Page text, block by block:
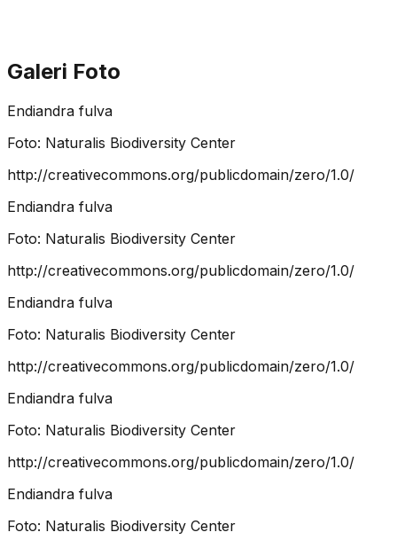
Galeri Foto
Endiandra fulva
Foto: Naturalis Biodiversity Center
http://creativecommons.org/publicdomain/zero/1.0/
Endiandra fulva
Foto: Naturalis Biodiversity Center
http://creativecommons.org/publicdomain/zero/1.0/
Endiandra fulva
Foto: Naturalis Biodiversity Center
http://creativecommons.org/publicdomain/zero/1.0/
Endiandra fulva
Foto: Naturalis Biodiversity Center
http://creativecommons.org/publicdomain/zero/1.0/
Endiandra fulva
Foto: Naturalis Biodiversity Center